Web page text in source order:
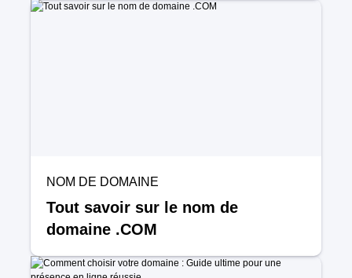
NOM DE DOMAINE
Tout savoir sur le nom de
domaine .COM